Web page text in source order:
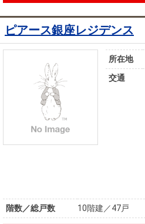
ピアース銀座レジデンス
所在地
交通
階数／総戸数
10階建／47戸